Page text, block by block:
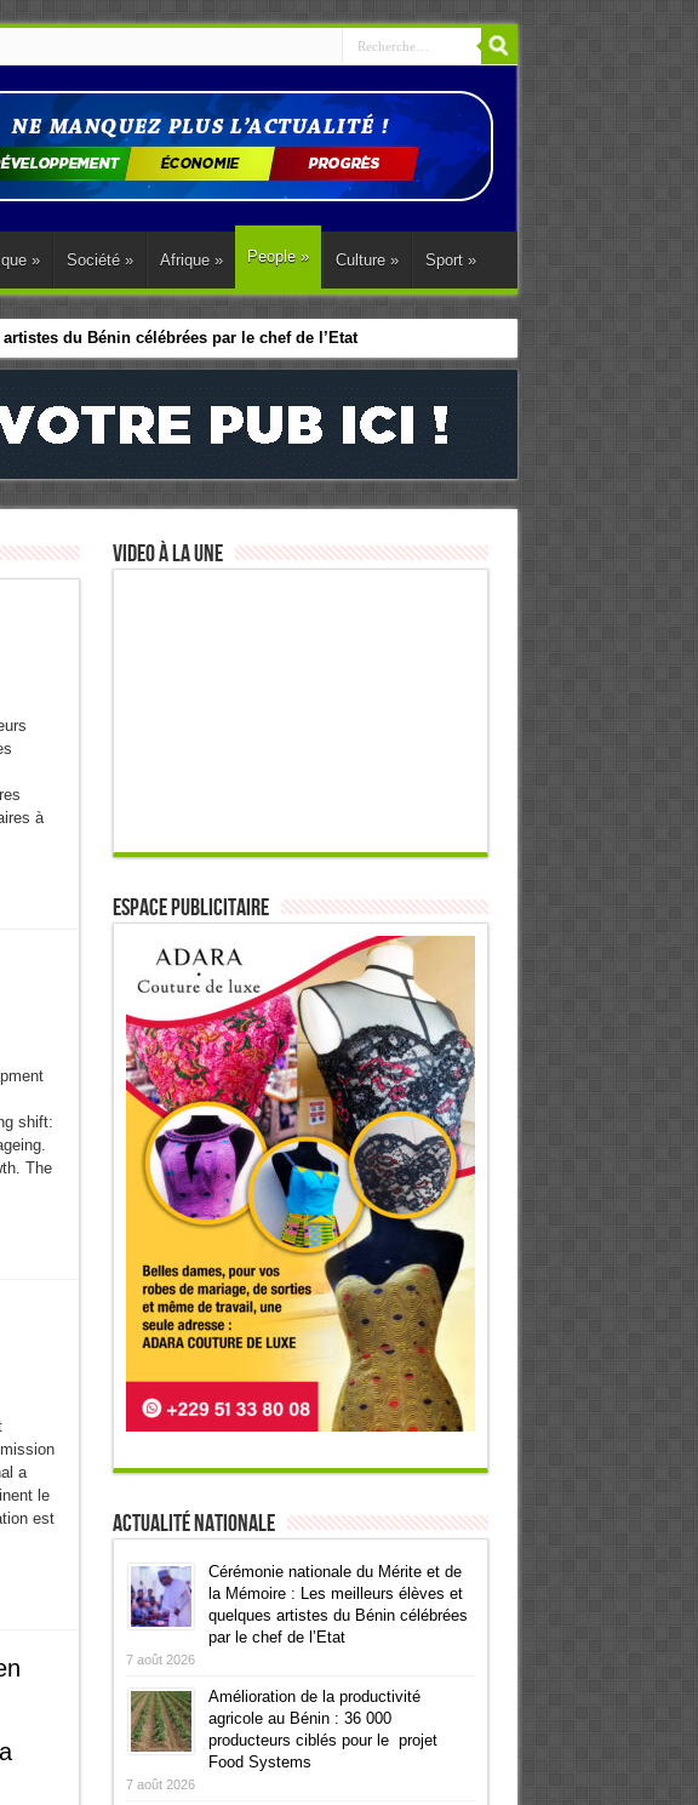
» Société » Afrique » People » Culture » Sport »
du Bénin célébrées par le chef de l’Etat
de 15 ans, une première en Europe
à
shift:
The
a
le
est
Video à la Une
ESPACE PUBLICITAIRE
Actualité Nationale
Cérémonie nationale du Mérite et de
la Mémoire : Les meilleurs élèves et
quelques artistes du Bénin célébrées
par le chef de l’Etat
7 août 2026
Amélioration de la productivité
agricole au Bénin : 36 000
producteurs ciblés pour le projet
Food Systems
7 août 2026